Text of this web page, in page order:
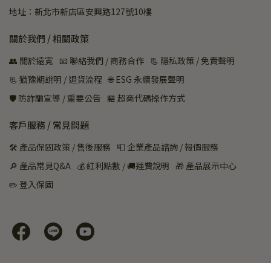
地址：新北市新店區安興路127號10樓
關於我們 / 相關政策
👥 關於遠寬 📧 聯絡我們 / 商務合作 📃 隱私政策 / 免責聲明
📃 猶豫期說明 / 退貨流程 🌐 ESG 永續發展聲明
🛡️ 防詐騙宣導 / 重要公告 🏪 超商代碼操作方式
客戶服務 / 常見問題
🛠 產品保固政策 / 售後服務 📮 企業產品諮詢 / 報價服務
🔎 產品常見Q&A 💰 紅利點數 / 🚚運費說明 🎁 產品展示中心
✏️ 登入保固